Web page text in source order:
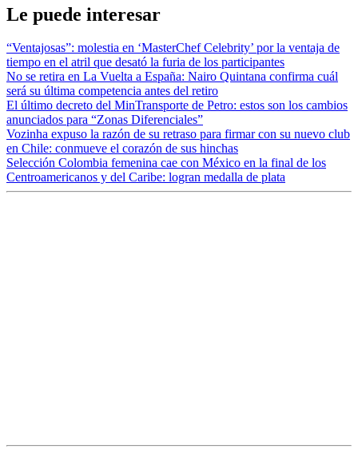
Le puede interesar
“Ventajosas”: molestia en ‘MasterChef Celebrity’ por la ventaja de
tiempo en el atril que desató la furia de los participantes
No se retira en La Vuelta a España: Nairo Quintana confirma cuál
será su última competencia antes del retiro
El último decreto del MinTransporte de Petro: estos son los cambios
anunciados para “Zonas Diferenciales”
Vozinha expuso la razón de su retraso para firmar con su nuevo club
en Chile: conmueve el corazón de sus hinchas
Selección Colombia femenina cae con México en la final de los
Centroamericanos y del Caribe: logran medalla de plata